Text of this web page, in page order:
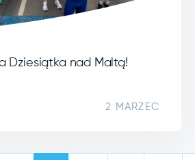
Dziesiątka nad Maltą!
2 MARZEC